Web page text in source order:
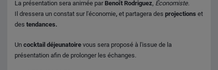
La présentation sera animée par Benoît Rodriguez, Économiste.
Il dressera un constat sur l'économie, et partagera des projections et
des tendances.
Un cocktail déjeunatoire vous sera proposé à l'issue de la
présentation afin de prolonger les échanges.